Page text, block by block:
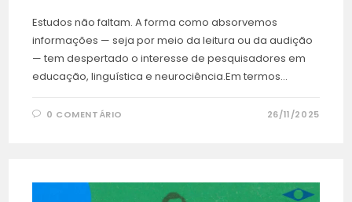
Estudos não faltam. A forma como absorvemos
informações — seja por meio da leitura ou da audição
— tem despertado o interesse de pesquisadores em
educação, linguística e neurociência.Em termos…
0 COMENTÁRIO 26/11/2025